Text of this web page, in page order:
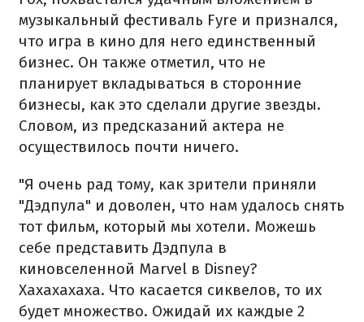
музыкальный фестиваль Fyre и признался,
что игра в кино для него единственный
бизнес. Он также отметил, что не
планирует вкладываться в сторонние
бизнесы, как это сделали другие звезды.
Словом, из предсказаний актера не
осуществилось почти ничего.
"Я очень рад тому, как зрители приняли
"Дэдпула" и доволен, что нам удалось снять
тот фильм, который мы хотели. Можешь
себе представить Дэдпула в
киновселенной Marvel в Disney?
Хахахахаха. Что касается сиквелов, то их
будет множество. Ожидай их каждые 2